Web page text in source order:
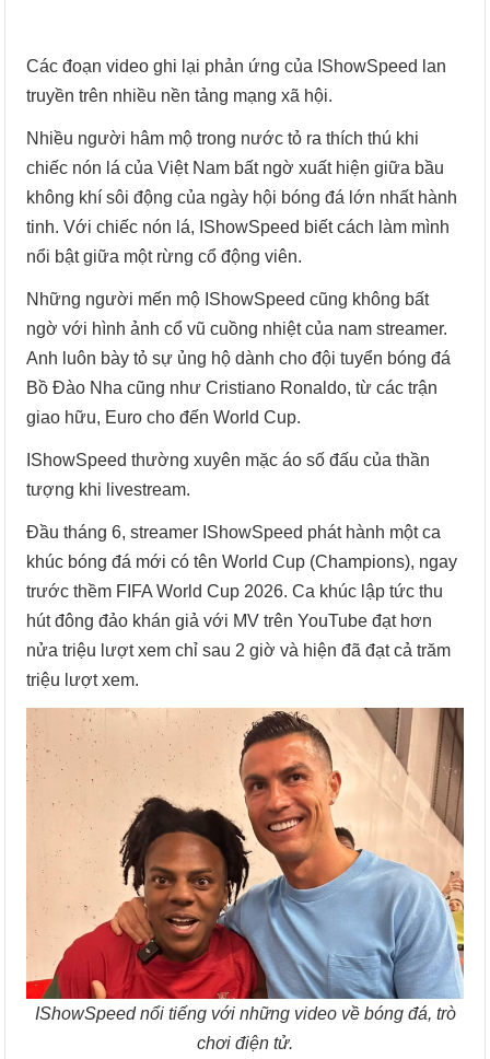
Các đoạn video ghi lại phản ứng của IShowSpeed lan
truyền trên nhiều nền tảng mạng xã hội.
Nhiều người hâm mộ trong nước tỏ ra thích thú khi
chiếc nón lá của Việt Nam bất ngờ xuất hiện giữa bầu
không khí sôi động của ngày hội bóng đá lớn nhất hành
tinh. Với chiếc nón lá, IShowSpeed biết cách làm mình
nổi bật giữa một rừng cổ động viên.
Những người mến mộ IShowSpeed cũng không bất
ngờ với hình ảnh cổ vũ cuồng nhiệt của nam streamer.
Anh luôn bày tỏ sự ủng hộ dành cho đội tuyển bóng đá
Bồ Đào Nha cũng như Cristiano Ronaldo, từ các trận
giao hữu, Euro cho đến World Cup.
IShowSpeed thường xuyên mặc áo số đấu của thần
tượng khi livestream.
Đầu tháng 6, streamer IShowSpeed phát hành một ca
khúc bóng đá mới có tên World Cup (Champions), ngay
trước thềm FIFA World Cup 2026. Ca khúc lập tức thu
hút đông đảo khán giả với MV trên YouTube đạt hơn
nửa triệu lượt xem chỉ sau 2 giờ và hiện đã đạt cả trăm
triệu lượt xem.
IShowSpeed nổi tiếng với những video về bóng đá, trò
chơi điện tử.